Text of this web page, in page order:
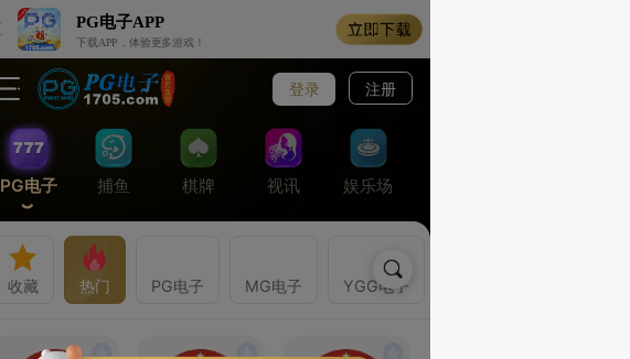
PG电子APP
下载APP，体验更多游戏！
登录 注册
PG电子 捕鱼 棋牌 视讯 娱乐场
收藏 热门 PG电子 MG电子 YGG电子